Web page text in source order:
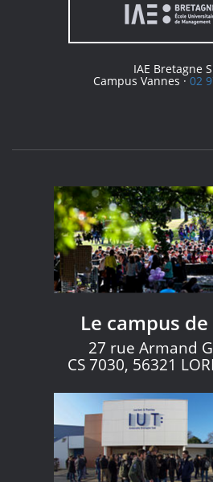
IAE Bretagne
Campus Vannes ·02
Le campus
27 rue Armand
CS 7030, 56321